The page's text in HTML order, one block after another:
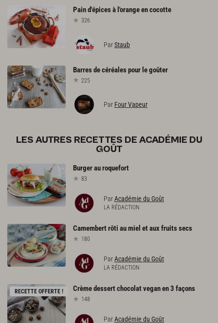
Paind'épicesà l'orangeencocotte
326
ParStaub
Barresdecéréalespour legoûter
225
Par Four Vapeur
LES AUTRES RECETTES DE ACADÉMIE DU
GOÛT
Burgerauroquefort
83
ParAcadémie du Goût
LA RÉDACTION
Camembertrôti aumiel etauxfruitssecs
180
ParAcadémie du Goût
LA RÉDACTION
RECETTE OFFERTE ! Crèmedessertchocolatveganen3 façons
148
ParAcadémie du Goût